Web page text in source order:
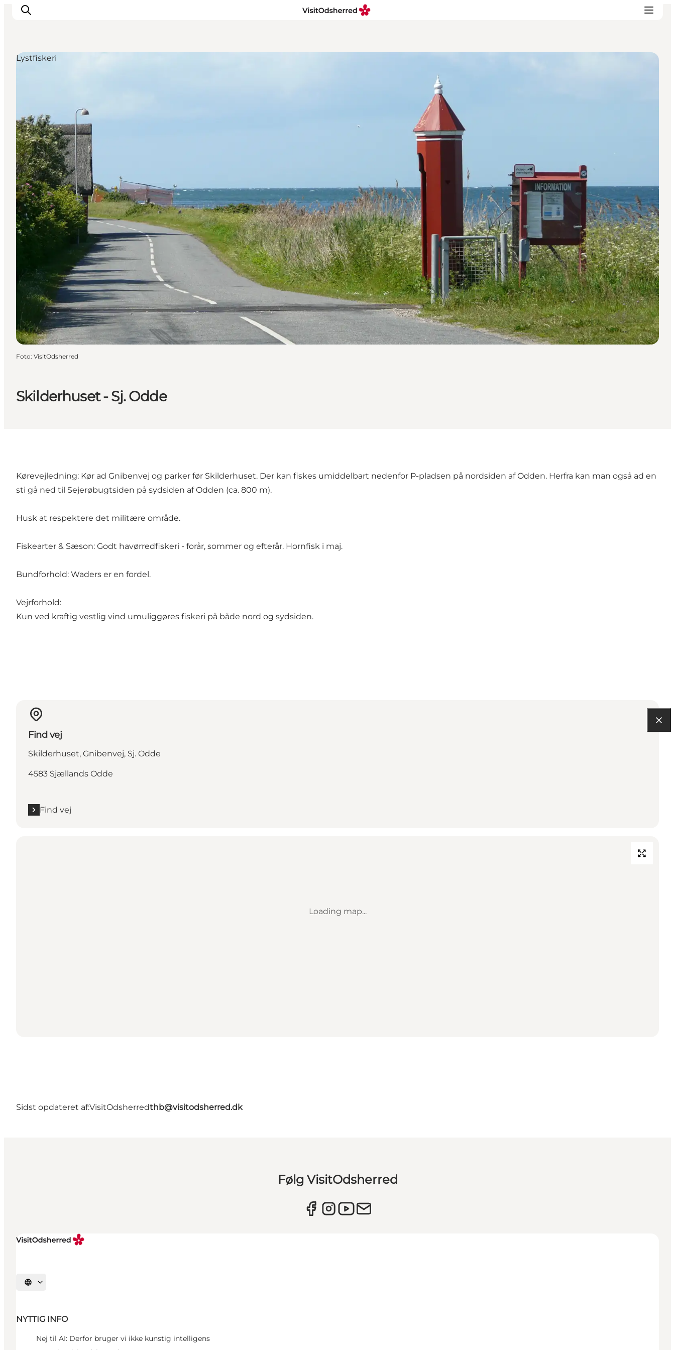
SPIS
OVERNAT
PRAKTISK
NYHEDSBREV
Skilderhuset - Sj. Odde
Lystfiskeri
Foto: VisitOdsherred
Kørevejledning: Kør ad Gnibenvej og parker før Skilderhuset. Der kan fiskes umiddelbart nedenfor P-pladsen på nordsiden af Odden. Herfra kan man også ad en
sti gå ned til Sejerøbugtsiden på sydsiden af Odden (ca. 800 m).
Husk at respektere det militære område.
Fiskearter & Sæson: Godt havørredfiskeri - forår, sommer og efterår. Hornfisk i maj.
Bundforhold: Waders er en fordel.
Vejrforhold:
Kun ved kraftig vestlig vind umuliggøres fiskeri på både nord og sydsiden.
Find vej
Skilderhuset, Gnibenvej, Sj. Odde
4583 Sjællands Odde
Find vej
Loading map...
Sidst opdateret af:VisitOdsherredthb@visitodsherred.dk
Følg VisitOdsherred
Vælg sprog
NYTTIG INFO
Nej til AI: Derfor bruger vi ikke kunstig intelligens